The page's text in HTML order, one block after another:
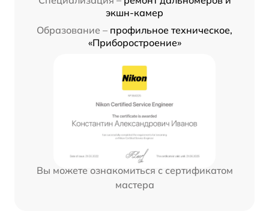
экшн-камер
Образование – профильное техническое,
«Приборостроение»
Вы можете ознакомиться с сертификатом
мастера